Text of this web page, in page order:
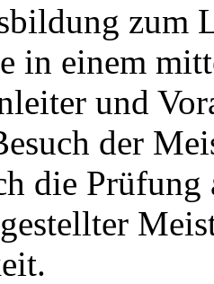
zum
in einem
und
der
die Prüfung